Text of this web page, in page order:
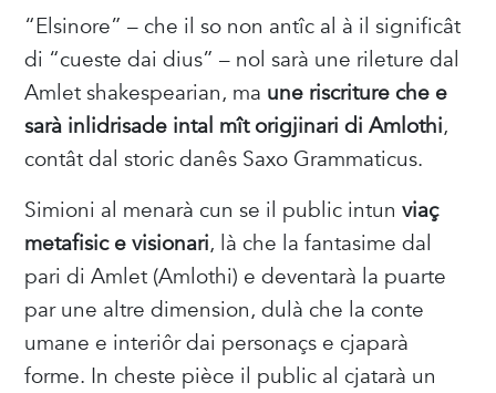
“Elsinore” – che il so non antîc al à il significât
di “cueste dai dius” – nol sarà une rileture dal
Amlet shakespearian, ma une riscriture che e
sarà inlidrisade intal mît origjinari di Amlothi,
contât dal storic danês Saxo Grammaticus.
Simioni al menarà cun se il public intunviaç
metafisic e visionari, là che la fantasime dal
pari di Amlet (Amlothi) e deventarà la puarte
par une altre dimension, dulà che la conte
umane e interiôr dai personaçs e cjaparà
forme. In cheste pièce il public al cjatarà un